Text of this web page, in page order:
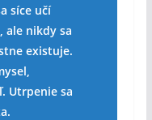
síce učí
ale nikdy sa
existuje.
Utrpenie sa